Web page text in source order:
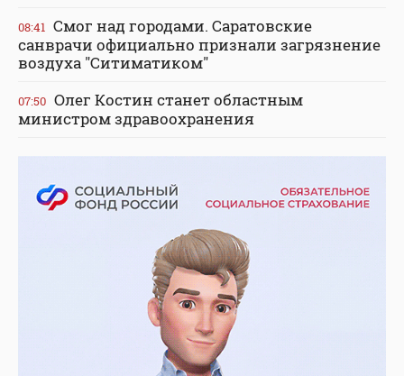
08:41 Смог над городами. Саратовские
санврачи официально признали загрязнение
воздуха "Ситиматиком"
07:50 Олег Костин станет областным
министром здравоохранения